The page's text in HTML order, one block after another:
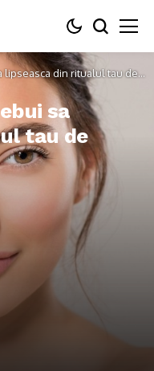
lipseasca din ritualul tau de
sa
tau de